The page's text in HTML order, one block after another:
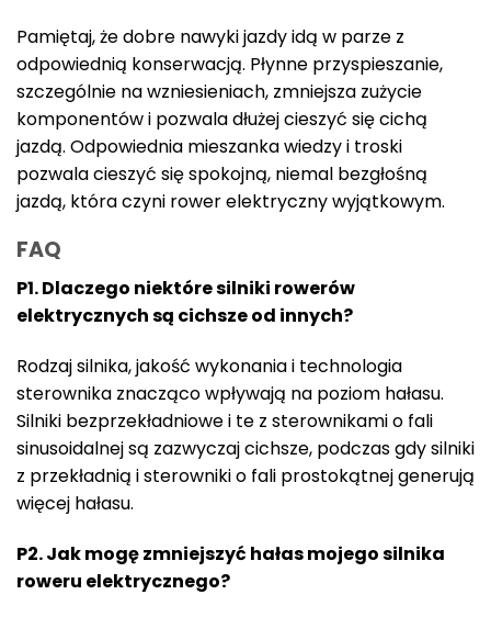
Pamiętaj, że dobre nawyki jazdy idą w parze z
odpowiednią konserwacją. Płynne przyspieszanie,
szczególnie na wzniesieniach, zmniejsza zużycie
komponentów i pozwala dłużej cieszyć się cichą
jazdą. Odpowiednia mieszanka wiedzy i troski
pozwala cieszyć się spokojną, niemal bezgłośną
jazdą, która czyni rower elektryczny wyjątkowym.
FAQ
P1. Dlaczego niektóre silniki rowerów
elektrycznych są cichsze od innych?
Rodzaj silnika, jakość wykonania i technologia
sterownika znacząco wpływają na poziom hałasu.
Silniki bezprzekładniowe i te z sterownikami o fali
sinusoidalnej są zazwyczaj cichsze, podczas gdy silniki
z przekładnią i sterowniki o fali prostokątnej generują
więcej hałasu.
P2. Jak mogę zmniejszyć hałas mojego silnika
roweru elektrycznego?